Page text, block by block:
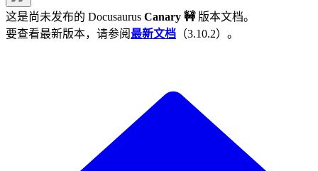
这是尚未发布的 Docusaurus Canary 🚧版本文档。
要查看最新版本，请参阅最新文档 （3.10.2）。